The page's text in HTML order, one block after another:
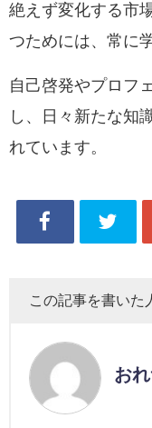
絶えず変化する市
つためには、常に
自己啓発やプロフ
し、日々新たな知
れています。
この記事を書いた
お